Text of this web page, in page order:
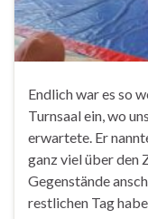
Endlich war es so
Turnsaal ein, wo
erwartete. Er
ganz viel über den
Gegenstände
restlichen Tag